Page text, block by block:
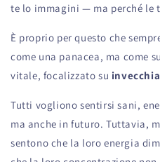
te lo immagini — ma perché le
È proprio per questo che
come una panacea, ma come
vitale, focalizzato su
Tutti vogliono sentirsi sani,
ma anche in futuro. Tuttavia,
sentono che la loro energia